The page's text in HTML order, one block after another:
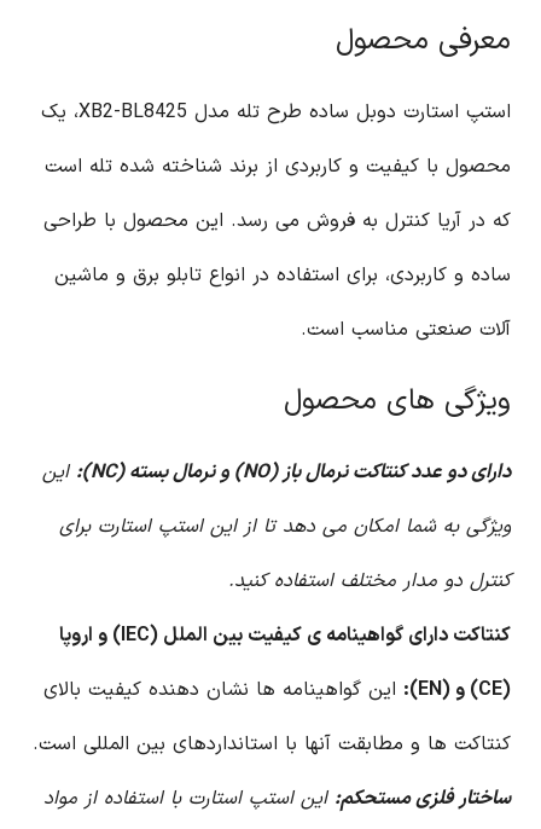
معرفی محصول
استپ استارت دوبل ساده طرح تله مدل XB2-BL8425، یک
محصول با کیفیت و کاربردی از برند شناخته شده تله است
که در آریا کنترل به فروش می رسد. این محصول با طراحی
ساده و کاربردی، برای استفاده در انواع تابلو برق و ماشین
آلات صنعتی مناسب است.
ویژگی های محصول
دارای دو عدد کنتاکت نرمال باز (NO) و نرمال بسته (NC):
این
ویژگی به شما امکان می دهد تا از این استپ استارت برای
کنترل دو مدار مختلف استفاده کنید.
کنتاکت دارای گواهینامه ی کیفیت بین الملل (IEC) و اروپا
(CE) و (EN):
این گواهینامه ها نشان دهنده کیفیت بالای
کنتاکت ها و مطابقت آنها با استانداردهای بین المللی است.
ساختار فلزی مستحکم: این استپ استارت با استفاده از مواد